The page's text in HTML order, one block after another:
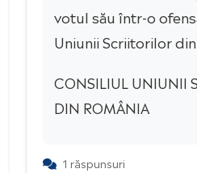
votul său într-o
Uniunii Scriitorilor din
CONSILIUL UNIUNII
DIN ROMÂNIA
1 răspunsuri